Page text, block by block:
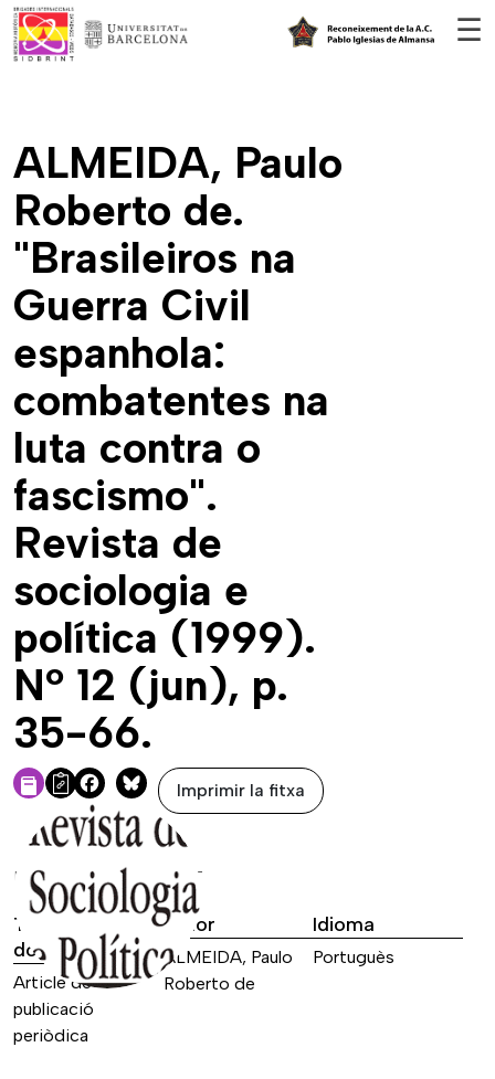
☰
ALMEIDA, Paulo
Roberto de.
"Brasileiros na
Guerra Civil
espanhola:
combatentes na
luta contra o
fascismo".
Revista de
sociologia e
política (1999).
Nº 12 (jun), p.
35-66.
Facebook
Bluesky
Imprimir la fitxa
DADES DE LA FONT
Tipus de font
documental
Article de
publicació
periòdica
Autor
ALMEIDA, Paulo
Roberto de
Idioma
Portuguès